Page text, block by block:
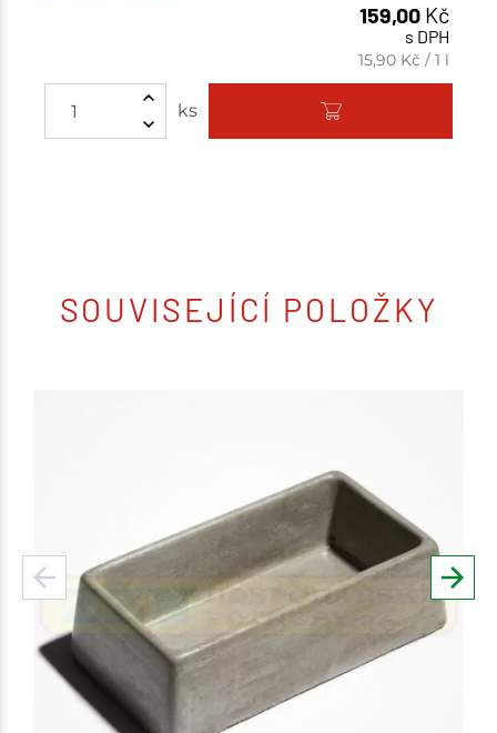
159,00 Kč
s DPH
15,90 Kč /1 l
ks
SOUVISEJÍCÍ POLOŽKY